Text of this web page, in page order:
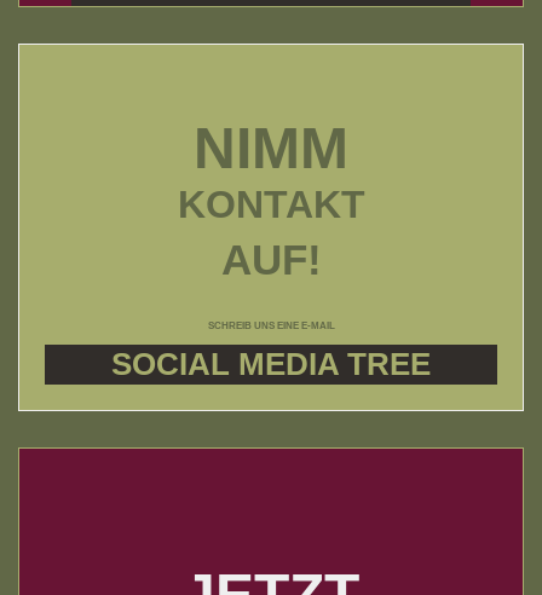
NIMM
KONTAKT
AUF!
SCHREIB UNS EINE E-MAIL
SOCIAL MEDIA TREE